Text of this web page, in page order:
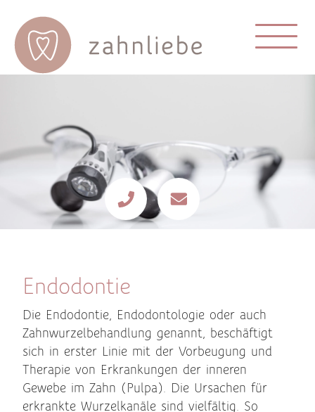
Endodontie
Die Endodontie, Endodontologie oder auch
Zahnwurzelbehandlung genannt, beschäftigt
sich in erster Linie mit der Vorbeugung und
Therapie von Erkrankungen der inneren
Gewebe im Zahn (Pulpa). Die Ursachen für
erkrankte Wurzelkanäle sind vielfältig. So